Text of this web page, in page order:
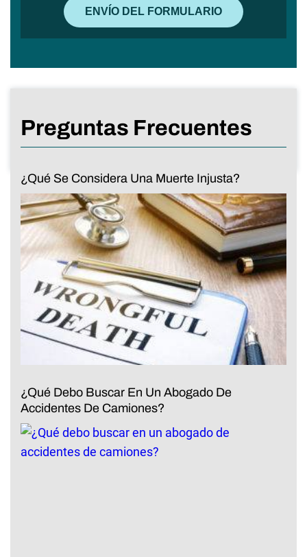
Preguntas Frecuentes
¿Qué Se Considera Una Muerte Injusta?
¿Qué Debo Buscar En Un Abogado De
Accidentes De Camiones?